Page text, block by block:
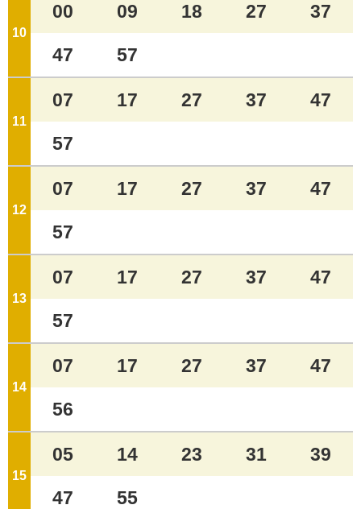
10 ジ
00 09 18 27 37
47 57
11 ジ
07 17 27 37 47
57
12 ジ
07 17 27 37 47
57
13 ジ
07 17 27 37 47
57
14 ジ
07 17 27 37 47
56
15 ジ
05 14 23 31 39
47 55